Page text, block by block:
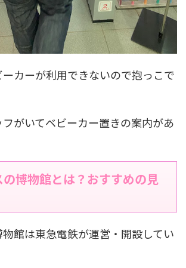
カーが利用できないので抱っこで
がいてベビーカー置きの案内があ
博物館とは？おすすめの見
館は東急電鉄が運営・開設してい